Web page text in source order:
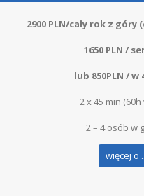
2900 PLN/cały rok z góry
1650 PLN /
lub 850PLN / w
2 x 45 min
2 – 4 osób w
więcej o